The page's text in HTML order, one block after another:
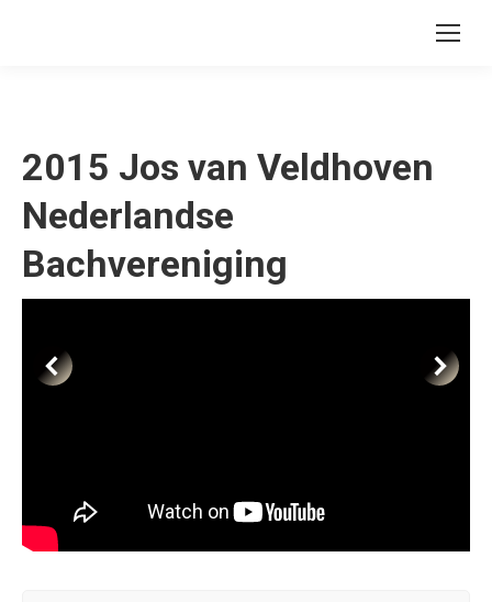
2015 Jos van Veldhoven
Nederlandse
Bachvereniging